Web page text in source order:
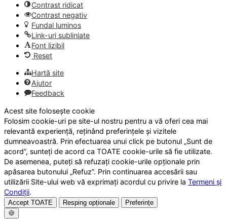
Contrast ridicat
Contrast negativ
Fundal luminos
Link-uri subliniate
Font lizibil
Reset
Hartă site
Ajutor
Feedback
Acest site folosește cookie
Folosim cookie-uri pe site-ul nostru pentru a vă oferi cea mai
relevantă experiență, reținând preferințele și vizitele
dumneavoastră. Prin efectuarea unui click pe butonul „Sunt de
acord”, sunteți de acord ca TOATE cookie-urile să fie utilizate.
De asemenea, puteți să refuzați cookie-urile opționale prin
apăsarea butonului „Refuz”. Prin continuarea accesării sau
utilizării Site-ului web vă exprimați acordul cu privire la Termeni și
Condiții.
Accept TOATE Resping opționale
Preferințe
🍪